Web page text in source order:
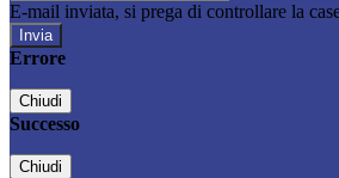
E-mail inviata, si prega di controllare la
Errore
Chiudi
Successo
Chiudi